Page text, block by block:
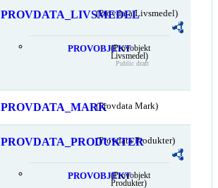
PROVDATA_LIVSMEDEL
(Provdata Livsmedel)
PROVOBJEKT(Provobjekt
Livsmedel)
Public draft
PROVDATA_MARK(Provdata Mark)
PROVDATA_PRODUKTER
(Provdata Produkter)
PROVOBJEKT(Provobjekt
Produkter)